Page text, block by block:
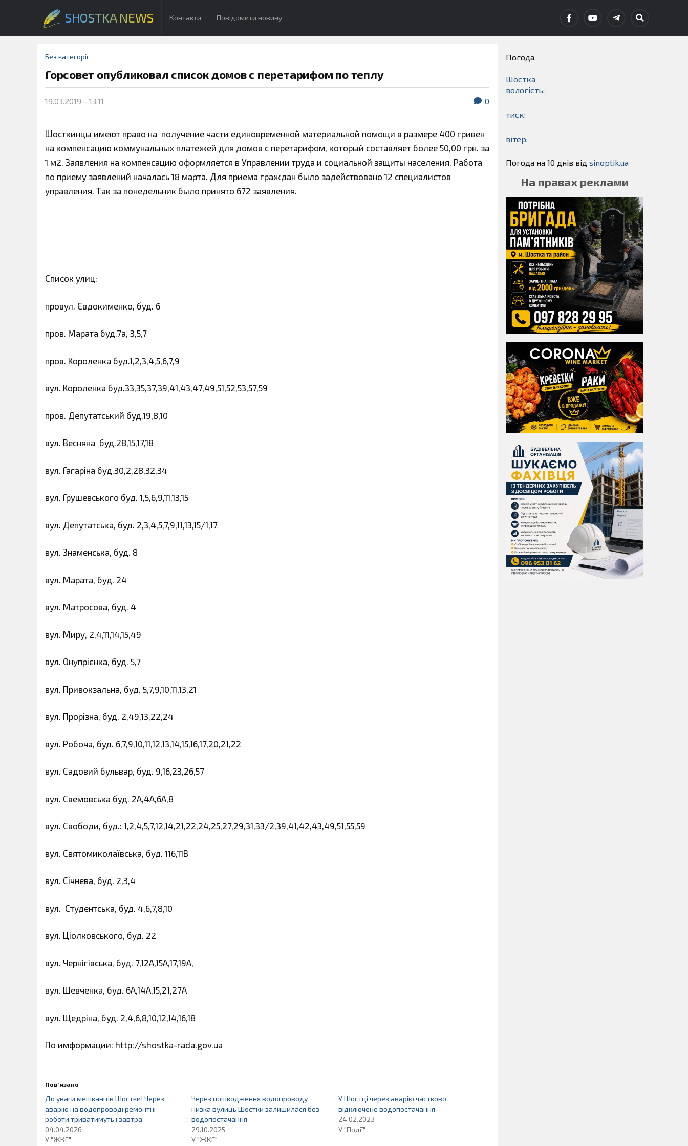
SHOSTKA NEWS Контакти Повідомити новину
Без категорії
Горсовет опубликовал список домов с перетарифом по теплу
19.03.2019 - 13:11 0
Шосткинцы имеют право на получение части единовременной материальной помощи в размере 400 гривен
на компенсацию коммунальных платежей для домов с перетарифом, который составляет более 50,00 грн. за
1 м2. Заявления на компенсацию оформляется в Управлении труда и социальной защиты населения. Работа
по приему заявлений началась 18 марта. Для приема граждан было задействовано 12 специалистов
управления. Так за понедельник было принято 672 заявления.
Список улиц:
провул. Євдокименко, буд. 6
пров. Марата буд.7а, 3,5,7
пров. Короленка буд.1,2,3,4,5,6,7,9
вул. Короленка буд.33,35,37,39,41,43,47,49,51,52,53,57,59
пров. Депутатський буд.19,8,10
вул. Весняна буд.28,15,17,18
вул. Гагаріна буд.30,2,28,32,34
вул. Грушевського буд. 1,5,6,9,11,13,15
вул. Депутатська, буд. 2,3,4,5,7,9,11,13,15/1,17
вул. Знаменська, буд. 8
вул. Марата, буд. 24
вул. Матросова, буд. 4
вул. Миру, 2,4,11,14,15,49
вул. Онупрієнка, буд. 5,7
вул. Привокзальна, буд. 5,7,9,10,11,13,21
вул. Прорізна, буд. 2,49,13,22,24
вул. Робоча, буд. 6,7,9,10,11,12,13,14,15,16,17,20,21,22
вул. Садовий бульвар, буд. 9,16,23,26,57
вул. Свемовська буд. 2А,4А,6А,8
вул. Свободи, буд.: 1,2,4,5,7,12,14,21,22,24,25,27,29,31,33/2,39,41,42,43,49,51,55,59
вул. Святомиколаївська, буд. 116,11В
вул. Січнева, буд. 2,3,4
вул. Студентська, буд. 4,6,7,8,10
вул. Ціолковського, буд. 22
вул. Чернігівська, буд. 7,12А,15А,17,19А,
вул. Шевченка, буд. 6А,14А,15,21,27А
вул. Щедріна, буд. 2,4,6,8,10,12,14,16,18
По имформации: http://shostka-rada.gov.ua
Пов’язано
До уваги мешканців Шостки! Через
аварію на водопроводі ремонтні
роботи триватимуть і завтра
04.04.2026
У "ЖКГ"
Через пошкодження водопроводу
низка вулиць Шостки залишилася без
водопостачання
29.10.2025
У "ЖКГ"
У Шостці через аварію частково
відключене водопостачання
24.02.2023
У "Події"
Погода
Шостка
вологість:
тиск:
вітер:
Погода на 10 днів від sinoptik.ua
На правах реклами